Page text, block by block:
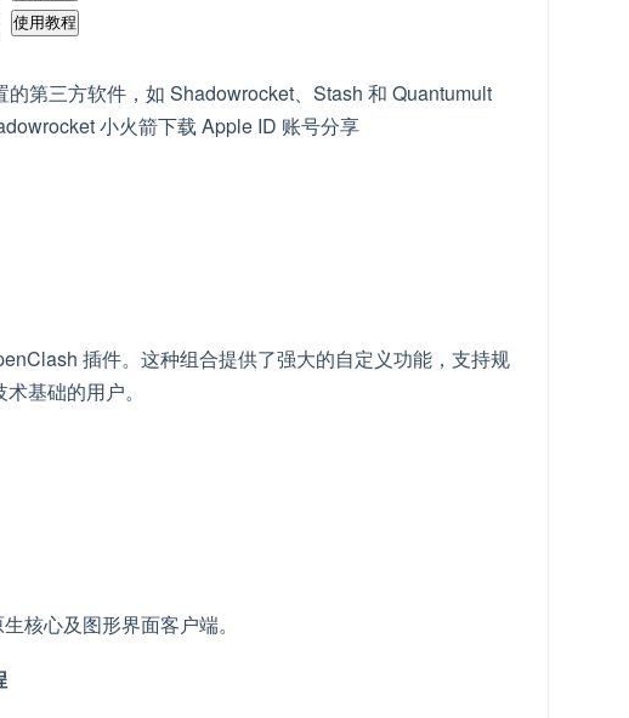
使用教程
第三方软件，如 Shadowrocket、Stash 和 Quantumult
小火箭下载 Apple ID 账号分享
插件。这种组合提供了强大的自定义功能，支持规
基础的用户。
核心及图形界面客户端。